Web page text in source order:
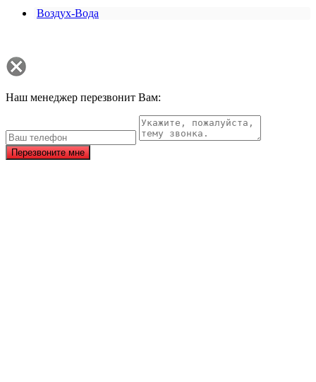
Воздух-Вода
Наш менеджер перезвонит Вам:
Перезвоните мне